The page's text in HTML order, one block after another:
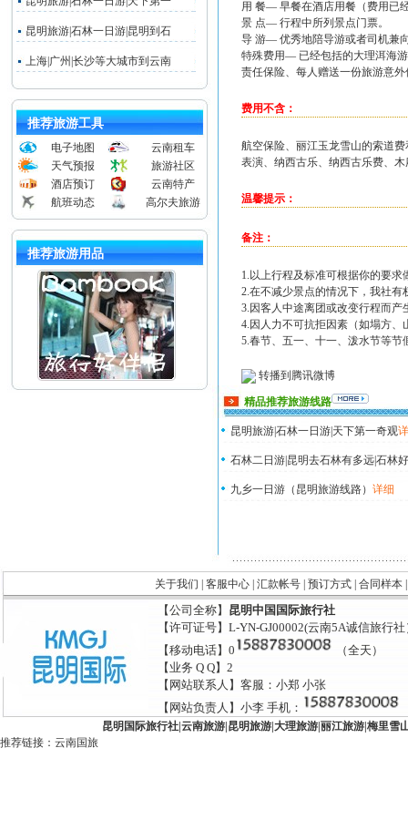
昆明旅游|石林一日游|昆明到石
上海|广州|长沙等大城市到云南
推荐旅游工具
电子地图
云南租车
天气预报
旅游社区
酒店预订
云南特产
航班动态
高尔夫旅游
推荐旅游用品
用 餐— 早餐在酒店用餐（费用已
景 点— 行程中所列景点门票。
导 游— 优秀地陪导游或者司机兼
特殊费用— 已经包括的大理洱海
责任保险、每人赠送一份旅游意
费用不含：
航空保险、丽江玉龙雪山的索道
表演、纳西古乐、纳西古乐费、
温馨提示：
备注：
1.以上行程及标准可根据你的要
2.在不减少景点的情况下，我社
3.因客人中途离团或改变行程而
4.因人力不可抗拒因素（如塌方
5.春节、五一、十一、泼水节等
转播到腾讯微博
精品推荐旅游线路
昆明旅游|石林一日游|天下第一奇观
石林二日游|昆明去石林有多远|石林
详细
九乡一日游（昆明旅游线路）
关于我们 客服中心| 汇款帐号| 预订方式| 合同样本
【公司全称】 昆明中国国际旅行社
【许可证号】L-YN-GJ00002(云南5A诚信旅行社
【移动电话】0
（全天）
【业务 Q Q】2
【网站联系人】客服：小郑 小张
【网站负责人】小李 手机：
昆明国际旅行社| 云南旅游| 昆明旅游| 大理旅游| 丽江旅游| 梅里雪
推荐链接： 云南国旅